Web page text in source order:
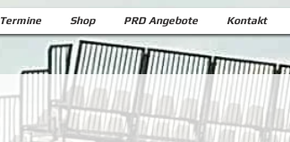
Termine Shop PRD Angebote Kontakt